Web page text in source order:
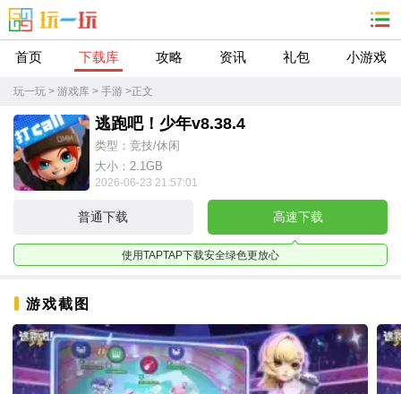
首页 下载库 攻略 资讯 礼包 小游戏
玩一玩 > 游戏库 > 手游 >正文
逃跑吧！少年v8.38.4
类型：竞技/休闲
大小：2.1GB
2026-06-23 21:57:01
普通下载 高速下载
使用TAPTAP下载安全绿色更放心
游戏截图